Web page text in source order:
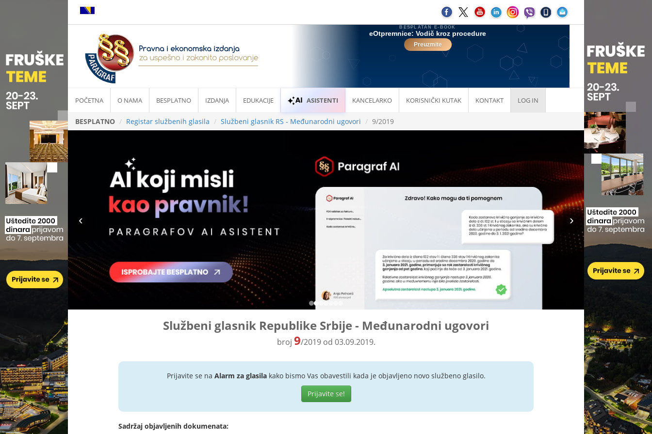
POČETNA O NAMA BESPLATNO IZDANJA EDUKACIJE ASISTENTI KANCELARKO KORISNIČKI KUTAK KONTAKT LOG IN
BESPLATNO Registar službenih glasila Službeni glasnik RS - Međunarodni ugovori 9/2019
Službeni glasnik Republike Srbije - Međunarodni ugovori
broj 9/2019 od 03.09.2019.
Prijavite se na Alarm za glasilakako bismo Vas obavestili kada je objavljeno novo službeno glasilo.
Prijavite se!
Sadržaj objavljenih dokumenata: